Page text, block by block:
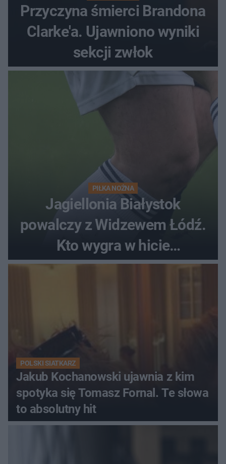
Przyczyna śmierci Brandona
Clarke'a. Ujawniono wyniki
sekcji zwłok
PIŁKA NOŻNA
Jagiellonia Białystok
powalczy z Widzewem Łódź.
Kto wygra w hicie
Ekstraklasy?
POLSKI SIATKARZ
Jakub Kochanowski ujawnia z kim
spotyka się Tomasz Fornal. Te słowa
to absolutny hit